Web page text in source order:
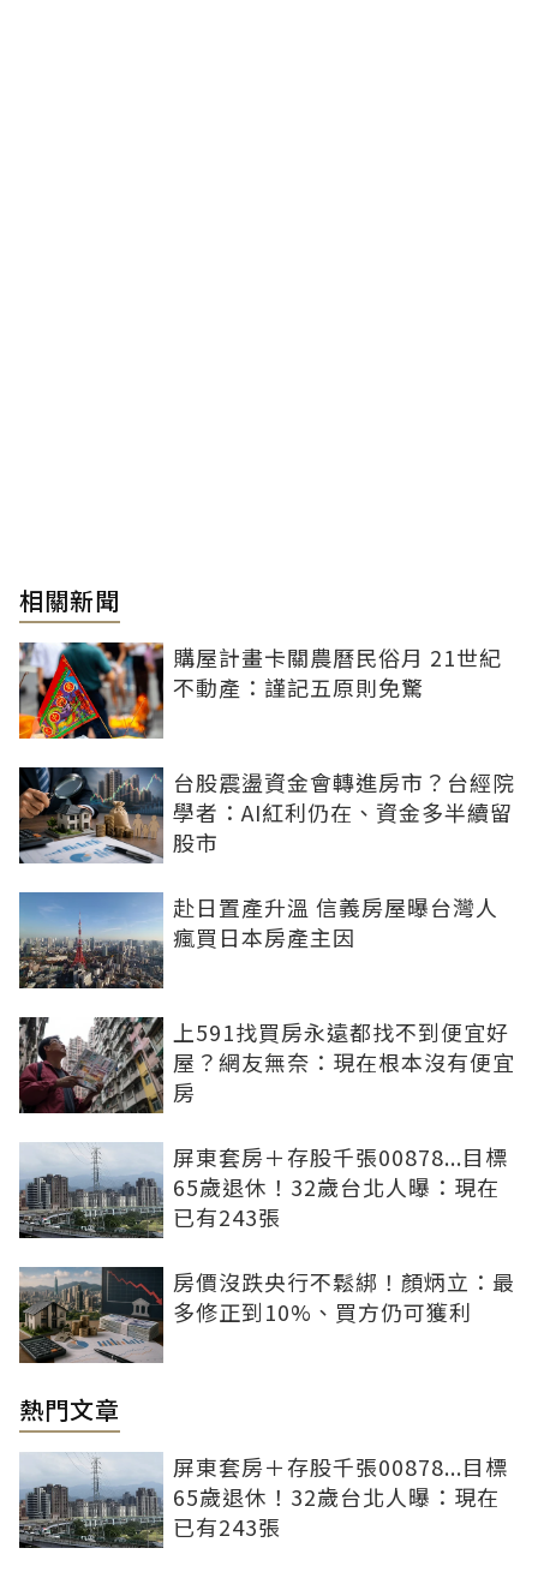
相關新聞
購屋計畫卡關農曆民俗月 21世紀
不動產：謹記五原則免驚
台股震盪資金會轉進房市？台經院
學者：AI紅利仍在、資金多半續留
股市
赴日置產升溫 信義房屋曝台灣人
瘋買日本房產主因
上591找買房永遠都找不到便宜好
屋？網友無奈：現在根本沒有便宜
房
屏東套房＋存股千張00878...目標
65歲退休！32歲台北人曝：現在
已有243張
房價沒跌央行不鬆綁！顏炳立：最
多修正到10%、買方仍可獲利
熱門文章
屏東套房＋存股千張00878...目標
65歲退休！32歲台北人曝：現在
已有243張